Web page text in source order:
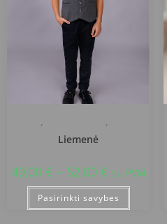
, ,
Liemenė
49,00 € – 52,00 € su PVM
Pasirinkti savybes